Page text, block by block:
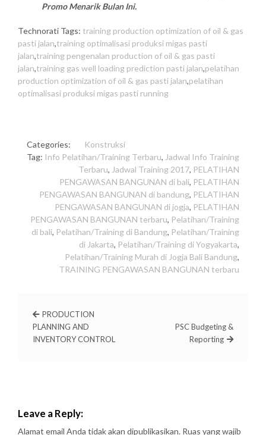
Promo Menarik Bulan Ini.
Technorati Tags: training production optimization of oil & gas
pasti jalan,training optimalisasi produksi migas pasti
jalan,training pengenalan production of oil & gas pasti
jalan,training gas well loading prediction pasti jalan,pelatihan
production optimization of oil & gas pasti jalan,pelatihan
optimalisasi produksi migas pasti running
Categories:
Konstruksi
Tag: Info Pelatihan/Training Terbaru, Jadwal Info Training
Terbaru, Jadwal Training 2017, PELATIHAN
PENGAWASAN BANGUNAN di bali, PELATIHAN
PENGAWASAN BANGUNAN di bandung, PELATIHAN
PENGAWASAN BANGUNAN di jogja, PELATIHAN
PENGAWASAN BANGUNAN terbaru, Pelatihan/Training
di bali, Pelatihan/Training di Bandung, Pelatihan/Training
di Jakarta, Pelatihan/Training di Yogyakarta,
Pelatihan/Training Murah di Jogja Bali Bandung,
TRAINING PENGAWASAN BANGUNAN terbaru
PRODUCTION
PLANNING AND
INVENTORY CONTROL
PSC Budgeting &
Reporting
Leave a Reply:
Alamat email Anda tidak akan dipublikasikan. Ruas yang wajib